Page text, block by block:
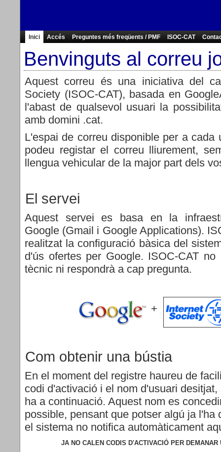
Inici Accés Preguntes més freqüents / PMF ISOC-CAT
Benvinguts al correu
Aquest correu és una iniciativa del
Society (ISOC-CAT), basada en
l'abast de qualsevol usuari la
amb domini .cat.
L'espai de correu disponible per a
podeu registar el correu lliurement,
llengua vehicular de la major part dels
El servei
Aquest servei es basa en la
Google (Gmail i Google Applications).
realitzat la configuració bàsica del
d'ús ofertes per Google. ISOC-CAT
tècnic ni respondrà a cap pregunta.
+
Com obtenir una bústia
En el moment del registre haureu de
codi d'activació i el nom d'usuari
ha a continuació. Aquest nom es
possible, pensant que potser algú ja l'ha
el sistema no notifica automàticament
JA NO CALEN CODIS D'ACTIVACIÓ PER